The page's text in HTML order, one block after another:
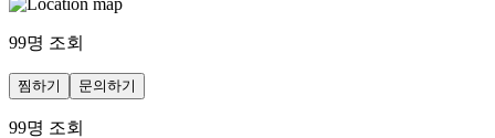
99명 조회
찜하기 문의하기
99명 조회